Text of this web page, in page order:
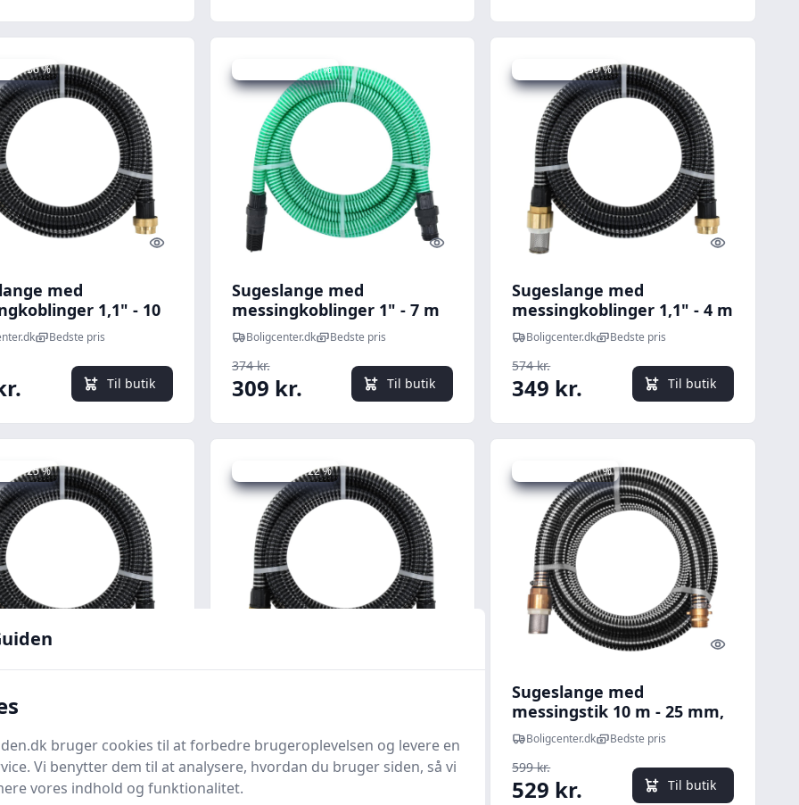
spar 36 %
Quick look
med
1,1" - 10
sort Bedste pris
Til butik
Udsalg - spar 17 %
Quick look
Sugeslange med
messingkoblinger 1" - 7 m
PVC, grøn
Boligcenter.dk Bedste pris
374 kr.
309 kr. Til butik
Udsalg - spar 39 %
Quick look
Sugeslange med
messingkoblinger 1,1" - 4 m
PVC, sort
Boligcenter.dk Bedste pris
574 kr.
349 kr. Til butik
spar 25 %
1,1" - 25
Bedste pris
Til butik
Udsalg - spar 22 %
Boligcenter.dk Bedste pris
437 kr.
339 kr.
Udsalg - spar 11 %
Quick look
Sugeslange med
messingstik 10 m - 25 mm,
sortBoligcenter.dk Bedste pris
599 kr.
529 kr. Til butik
bruger cookies til at forbedre brugeroplevelsen og levere en
Vi benytter dem til at analysere, hvordan du bruger siden, så vi
vores indhold og funktionalitet.